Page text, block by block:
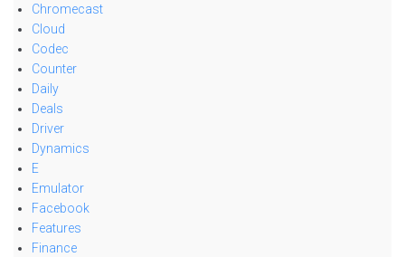
Chromecast
Cloud
Codec
Counter
Daily
Deals
Driver
Dynamics
E
Emulator
Facebook
Features
Finance